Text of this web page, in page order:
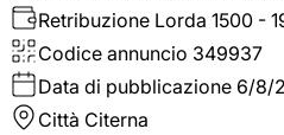
Retribuzione Lorda 1500 -
Codice annuncio 349937
Data di pubblicazione 6/8/
Città Citerna